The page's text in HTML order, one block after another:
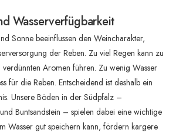
Wasserverfügbarkeit
Sonne beeinflussen den Weincharakter,
der Reben. Zu viel Regen kann zu
verdünnten Aromen führen. Zu wenig Wasser
für die Reben. Entscheidend ist deshalb ein
Unsere Böden in der Südpfalz –
Buntsandstein – spielen dabei eine wichtige
Wasser gut speichern kann, fördern kargere